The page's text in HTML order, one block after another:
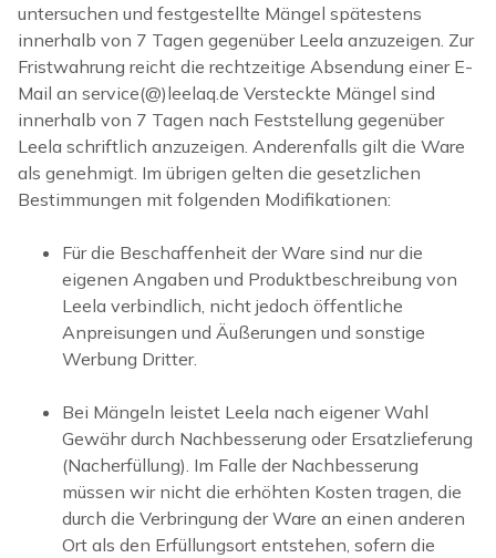
untersuchen und festgestellte Mängel spätestens
innerhalb von 7 Tagen gegenüber Leela anzuzeigen. Zur
Fristwahrung reicht die rechtzeitige Absendung einer E-
Mail an service(@)leelaq.de Versteckte Mängel sind
innerhalb von 7 Tagen nach Feststellung gegenüber
Leela schriftlich anzuzeigen. Anderenfalls gilt die Ware
als genehmigt. Im übrigen gelten die gesetzlichen
Bestimmungen mit folgenden Modifikationen:
Für die Beschaffenheit der Ware sind nur die
eigenen Angaben und Produktbeschreibung von
Leela verbindlich, nicht jedoch öffentliche
Anpreisungen und Äußerungen und sonstige
Werbung Dritter.
Bei Mängeln leistet Leela nach eigener Wahl
Gewähr durch Nachbesserung oder Ersatzlieferung
(Nacherfüllung). Im Falle der Nachbesserung
müssen wir nicht die erhöhten Kosten tragen, die
durch die Verbringung der Ware an einen anderen
Ort als den Erfüllungsort entstehen, sofern die